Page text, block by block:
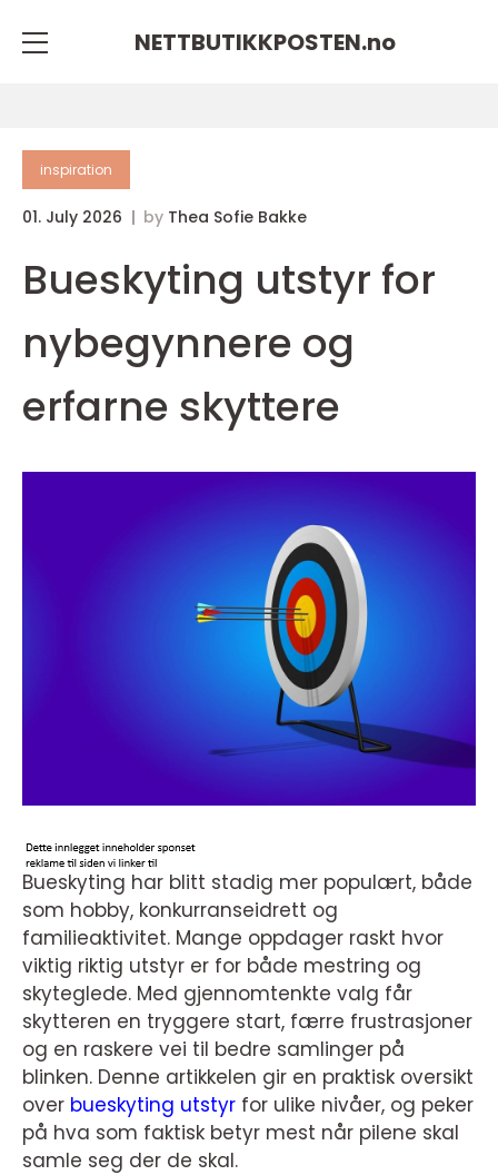
NETTBUTIKKPOSTEN.no
inspiration
01. July 2026 by Thea Sofie Bakke
Bueskyting utstyr for
nybegynnere og
erfarne skyttere
Bueskyting har blitt stadig mer populært, både
som hobby, konkurranseidrett og
familieaktivitet. Mange oppdager raskt hvor
viktig riktig utstyr er for både mestring og
skyteglede. Med gjennomtenkte valg får
skytteren en tryggere start, færre frustrasjoner
og en raskere vei til bedre samlinger på
blinken. Denne artikkelen gir en praktisk oversikt
over bueskyting utstyr for ulike nivåer, og peker
på hva som faktisk betyr mest når pilene skal
samle seg der de skal.